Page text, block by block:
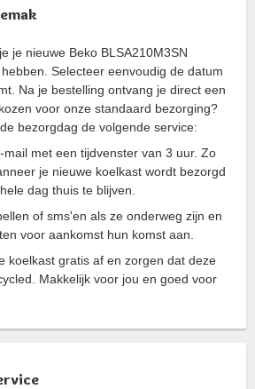
je nieuwe Beko BLSA210M3SN
Selecteer eenvoudig de datum
Na je bestelling ontvang je direct een
voor onze standaard bezorging?
bezorgdag de volgende service:
met een tijdvenster van 3 uur. Zo
je nieuwe koelkast wordt bezorgd
dag thuis te blijven.
of sms'en als ze onderweg zijn en
voor aankomst hun komst aan.
koelkast gratis af en zorgen dat deze
Makkelijk voor jou en goed voor